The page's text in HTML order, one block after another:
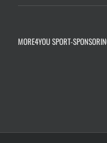
MORE4YOU SPORT-